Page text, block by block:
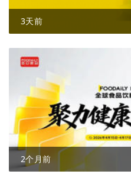
3天前
2个月前